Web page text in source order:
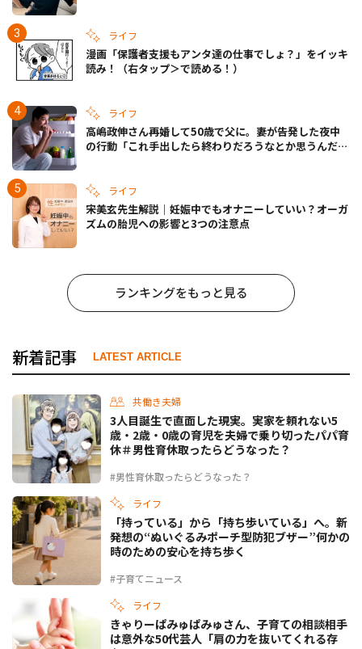
ライフ
漫画「保護者支援もアンタ達の仕事でしょ？」をイッキ
読み！（右タップ＞で読める！）
ライフ
高嶋政伸さん再婚して50歳で父に。妻が告発した夜中
の行動「これ手出したら終わりだろうなとか思うんだけ
ライフ
宋美玄先生解説｜妊娠中でもオナニーしていい？オーガ
ズムの胎児への影響と3つの注意点
ランキングをもっと見る
新着記事 LATEST ARTICLE
共働き夫婦
#男性育休取ったらどうなった？
3人目誕生で直面した現実。実家を頼れない5
歳・2歳・0歳の育児を夫婦で乗り切ったパパ育
休＃男性育休取ったらどうなった？
ライフ
#子育てニュース
「持っている」から「持ち歩いている」へ。新
発想の“ぬいぐるみポーチ型防犯ブザー”何かの
時のための安心を持ち歩く
ライフ
きゃりーぱみゅぱみゅさん、子育ての相談相手
は意外な50代芸人「肩の力を抜いてくれる存